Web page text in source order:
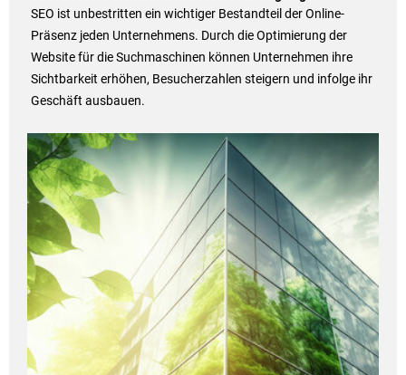
SEO ist unbestritten ein wichtiger Bestandteil der Online-
Präsenz jeden Unternehmens. Durch die Optimierung der
Website für die Suchmaschinen können Unternehmen ihre
Sichtbarkeit erhöhen, Besucherzahlen steigern und infolge ihr
Geschäft ausbauen.